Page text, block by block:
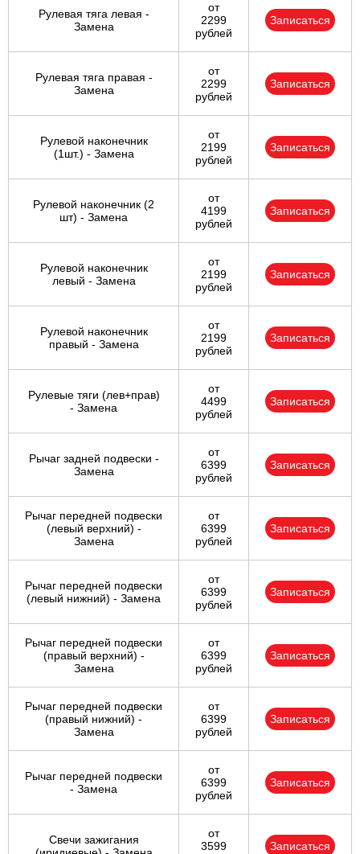
Рулевая тяга левая -
Замена
от
2299
рублей
Записаться
Рулевая тяга правая -
Замена
от
2299
рублей
Записаться
Рулевой наконечник
(1шт.) - Замена
от
2199
рублей
Записаться
Рулевой наконечник (2
шт) - Замена
от
4199
рублей
Записаться
Рулевой наконечник
левый - Замена
от
2199
рублей
Записаться
Рулевой наконечник
правый - Замена
от
2199
рублей
Записаться
Рулевые тяги (лев+прав)
- Замена
от
4499
рублей
Записаться
Рычаг задней подвески -
Замена
от
6399
рублей
Записаться
Рычаг передней подвески
(левый верхний) -
Замена
от
6399
рублей
Записаться
Рычаг передней подвески
(левый нижний) - Замена
от
6399
рублей
Записаться
Рычаг передней подвески
(правый верхний) -
Замена
от
6399
рублей
Записаться
Рычаг передней подвески
(правый нижний) -
Замена
от
6399
рублей
Записаться
Рычаг передней подвески
- Замена
от
6399
рублей
Записаться
Свечи зажигания
от
3599
Записаться